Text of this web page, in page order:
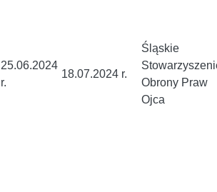
25.06.2024
r.
18.07.2024 r.
Śląskie
Obrony Praw
Ojca